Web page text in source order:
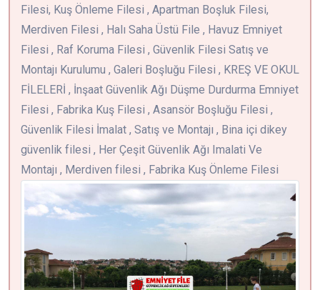
Filesi, Kuş Önleme Filesi , Apartman Boşluk Filesi,
Merdiven Filesi , Halı Saha Üstü File , Havuz Emniyet
Filesi , Raf Koruma Filesi , Güvenlik Filesi Satış ve
Montajı Kurulumu , Galeri Boşluğu Filesi , KREŞ VE OKUL
FİLELERİ , İnşaat Güvenlik Ağı Düşme Durdurma Emniyet
Filesi , Fabrika Kuş Filesi , Asansör Boşluğu Filesi ,
Güvenlik Filesi İmalat , Satış ve Montajı , Bina içi dikey
güvenlik filesi , Her Çeşit Güvenlik Ağı Imalati Ve
Montajı , Merdiven filesi , Fabrika Kuş Önleme Filesi